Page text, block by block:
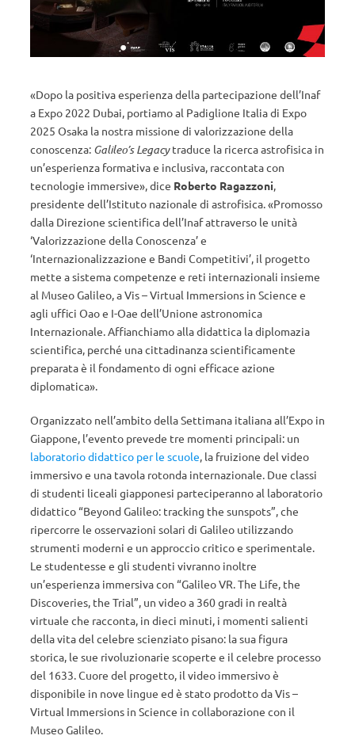
«Dopo la positiva esperienza della partecipazione dell’Inaf
a Expo 2022 Dubai, portiamo al Padiglione Italia di Expo
2025 Osaka la nostra missione di valorizzazione della
conoscenza: Galileo’s Legacytraduce la ricerca astrofisica in
un’esperienza formativa e inclusiva, raccontata con
tecnologie immersive», dice Roberto Ragazzoni,
presidente dell’Istituto nazionale di astrofisica. «Promosso
dalla Direzione scientifica dell’Inaf attraverso le unità
‘Valorizzazione della Conoscenza’ e
‘Internazionalizzazione e Bandi Competitivi’, il progetto
mette a sistema competenze e reti internazionali insieme
al Museo Galileo, a Vis – Virtual Immersions in Science e
agli uffici Oao e I-Oae dell’Unione astronomica
Internazionale. Affianchiamo alla didattica la diplomazia
scientifica, perché una cittadinanza scientificamente
preparata è il fondamento di ogni efficace azione
diplomatica».
Organizzato nell’ambito della Settimana italiana all’Expo in
Giappone, l’evento prevede tre momenti principali: un
laboratorio didattico per le scuole, la fruizione del video
immersivo e una tavola rotonda internazionale. Due classi
di studenti liceali giapponesi parteciperanno al laboratorio
didattico “Beyond Galileo: tracking the sunspots”, che
ripercorre le osservazioni solari di Galileo utilizzando
strumenti moderni e un approccio critico e sperimentale.
Le studentesse e gli studenti vivranno inoltre
un’esperienza immersiva con “Galileo VR. The Life, the
Discoveries, the Trial”, un video a 360 gradi in realtà
virtuale che racconta, in dieci minuti, i momenti salienti
della vita del celebre scienziato pisano: la sua figura
storica, le sue rivoluzionarie scoperte e il celebre processo
del 1633. Cuore del progetto, il video immersivo è
disponibile in nove lingue ed è stato prodotto da Vis –
Virtual Immersions in Science in collaborazione con il
Museo Galileo.